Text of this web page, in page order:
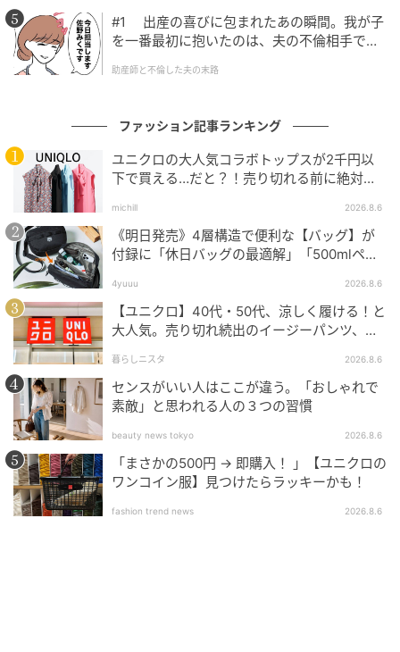
※記事の内容はリリース発表時のものとなります。詳細
や最新情報は公式サイトでご確認ください。
♡】新発想「アクスタパズル」が新登場
安元洋貴さんがゲスト声優で登場！韓国発人気ショー
トアニメ「パンパンくんの日常」がYouTubeで公開中
♪
【あの名シーンも登場】『グレムリン』アパレルコレ
クション！夏らしい鮮やかカラーも♪
元記事で読む
次の記事
安元洋貴さんがゲスト声優で登場！韓国発人
気ショートアニメ「パンパンくんの日常」がY
ouTubeで公開中♪
の記事をもっとみる
#1 出産の喜びに包まれたあの瞬間。我が子
を一番最初に抱いたのは、夫の不倫相手でし
助産師と不倫した夫の末路
ファッション記事ランキング
ユニクロの大人気コラボトップスが2千円以
下で買える…だと？！売り切れる前に絶対買
michill 2026.8.6
《明日発売》4層構造で便利な【バッグ】が
付録に「休日バッグの最適解」「500mlペッ
4yuuu 2026.8.6
【ユニクロ】40代・50代、涼しく履ける！と
大人気。売り切れ続出のイージーパンツ、買
暮らしニスタ 2026.8.6
センスがいい人はここが違う。「おしゃれで
素敵」と思われる人の３つの習慣
beauty news tokyo 2026.8.6
「まさかの500円 → 即購入！ 」【ユニクロの
ワンコイン服】見つけたらラッキーかも！
fashion trend news 2026.8.6